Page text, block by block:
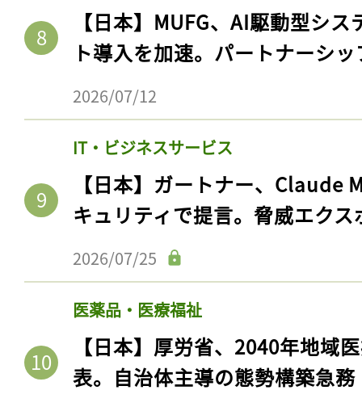
【日本】MUFG、AI駆動型シ
ト導入を加速。パートナーシ
2026/07/12
IT・ビジネスサービス
【日本】ガートナー、Claude
キュリティで提言。脅威エク
2026/07/25
医薬品・医療福祉
【日本】厚労省、2040年地域
表。自治体主導の態勢構築急務